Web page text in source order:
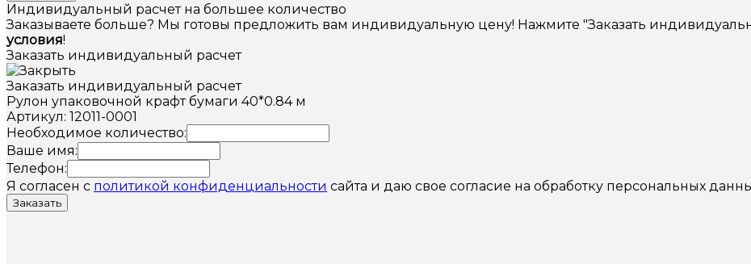
Индивидуальный расчет на большее количество
Заказываете больше? Мы готовы предложить вам индивидуальную цену! Нажмите "Заказать
условия!
Заказать индивидуальный расчет
Заказать индивидуальный расчет
Рулон упаковочной крафт бумаги 40*0.84 м
Артикул: 12011-0001
Необходимое количество:
Ваше имя:
Телефон:
Я согласен с политикой конфиденциальности сайта и даю свое согласие на обработку персональных
Заказать